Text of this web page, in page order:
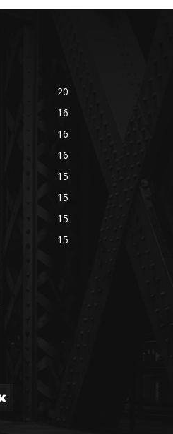
20
16
16
16
15
15
15
15